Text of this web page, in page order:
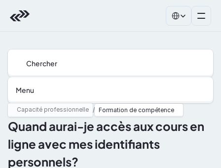
Menu
Chercher
Capacité professionnelle / Formation de compétence
Quand aurai-je accès aux cours en
ligne avec mes identifiants
personnels?